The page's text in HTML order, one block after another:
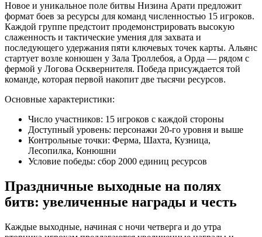
Новое и уникальное поле битвы Низина Арати предложит
формат боев за ресурсы для команд численностью 15 игроков.
Каждой группе предстоит продемонстрировать высокую
слаженность и тактические умения для захвата и
последующего удержания пяти ключевых точек карты. Альянс
стартует возле конюшен у Зала Троллебоя, а Орда — рядом с
фермой у Логова Осквернителя. Победа присуждается той
команде, которая первой накопит две тысячи ресурсов.
Основные характеристики:
Число участников: 15 игроков с каждой стороны
Доступный уровень: персонажи 20-го уровня и выше
Контрольные точки: Ферма, Шахта, Кузница,
Лесопилка, Конюшни
Условие победы: сбор 2000 единиц ресурсов
Праздничные выходные на полях
битв: увеличенные награды и честь
Каждые выходные, начиная с ночи четверга и до утра